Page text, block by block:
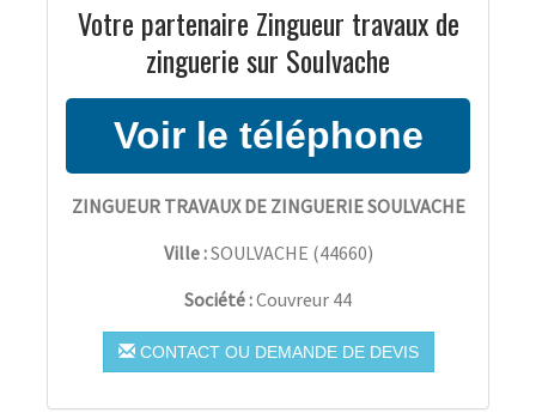
Votre partenaire Zingueur travaux de
zinguerie sur Soulvache
ZINGUEUR TRAVAUX DE ZINGUERIE SOULVACHE
Ville :SOULVACHE (44660)
Société :Couvreur 44
CONTACT OU DEMANDE DE DEVIS